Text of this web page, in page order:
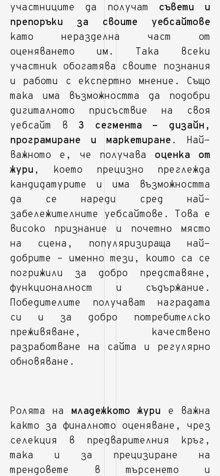
участниците да получат съвети и
препоръки за своите уебсайтове
като неразделна част от
оценяването им. Така всеки
участник обогатява своите познания
и работи с експертно мнение. Също
така има възможността да подобри
дигиталното присъствие на своя
уебсайт в 3 сегмента - дизайн,
програмиране и маркетиране . Най-
важното е, че получава оценка от
жури , което прецизно преглежда
кандидатурите и има възможността
да се нареди сред най-
забележителните уебсайтове. Това е
високо признание и почетно място
на сцена, популяризираща най-
добрите – именно тези, които са се
погрижили за добро представяне,
функционалност и съдържание.
Победителите получават наградата
си и за добро потребителско
преживяване, качествено
разработване на сайта и регулярно
обновяване.
Ролята на младежкото жури е важна
както за финалното оценяване, чрез
селекция в предварителния кръг,
така и за прецизиране на
трендовете в търсенето и